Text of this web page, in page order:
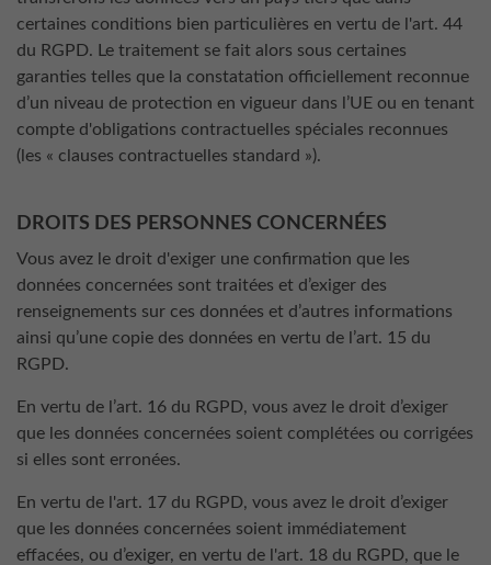
certaines conditions bien particulières en vertu de l'art. 44
du RGPD. Le traitement se fait alors sous certaines
garanties telles que la constatation officiellement reconnue
d’un niveau de protection en vigueur dans l’UE ou en tenant
compte d'obligations contractuelles spéciales reconnues
(les « clauses contractuelles standard »).
DROITS DES PERSONNES CONCERNÉES
Vous avez le droit d'exiger une confirmation que les
données concernées sont traitées et d’exiger des
renseignements sur ces données et d’autres informations
ainsi qu’une copie des données en vertu de l’art. 15 du
RGPD.
En vertu de l’art. 16 du RGPD, vous avez le droit d’exiger
que les données concernées soient complétées ou corrigées
si elles sont erronées.
En vertu de l'art. 17 du RGPD, vous avez le droit d’exiger
que les données concernées soient immédiatement
effacées, ou d’exiger, en vertu de l'art. 18 du RGPD, que le